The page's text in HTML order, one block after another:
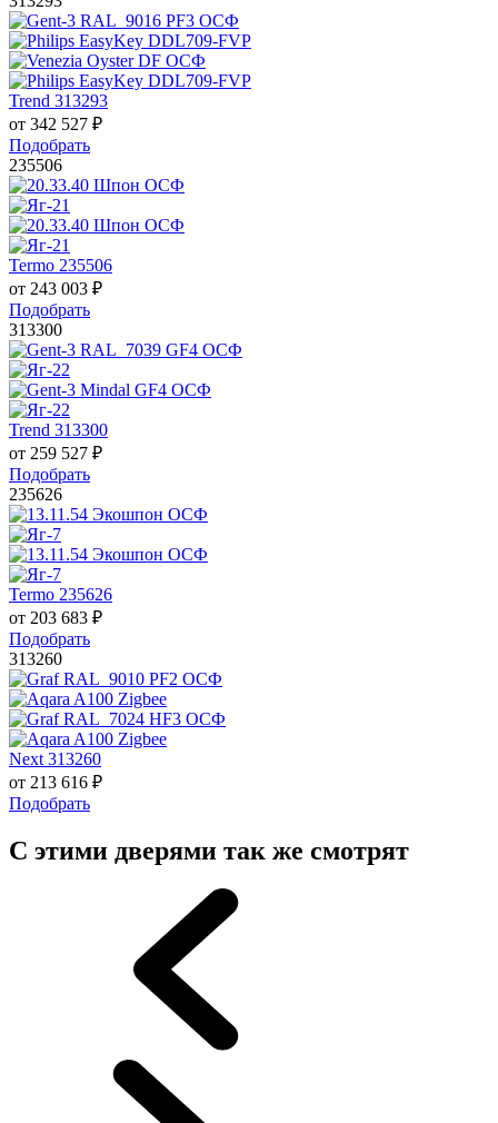
Trend 313293
от 342 527 ₽
Подобрать
235506
Termo 235506
от 243 003 ₽
Подобрать
313300
Trend 313300
от 259 527 ₽
Подобрать
235626
Termo 235626
от 203 683 ₽
Подобрать
313260
Next 313260
от 213 616 ₽
Подобрать
С этими дверями так же смотрят